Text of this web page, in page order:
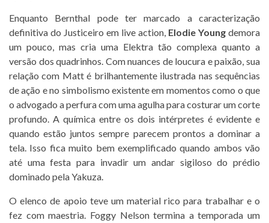
Enquanto Bernthal pode ter marcado a caracterização
definitiva do Justiceiro em live action, Elodie Young demora
um pouco, mas cria uma Elektra tão complexa quanto a
versão dos quadrinhos. Com nuances de loucura e paixão, sua
relação com Matt é brilhantemente ilustrada nas sequências
de ação e no simbolismo existente em momentos como o que
o advogado a perfura com uma agulha para costurar um corte
profundo. A química entre os dois intérpretes é evidente e
quando estão juntos sempre parecem prontos a dominar a
tela. Isso fica muito bem exemplificado quando ambos vão
até uma festa para invadir um andar sigiloso do prédio
dominado pela Yakuza.
O elenco de apoio teve um material rico para trabalhar e o
fez com maestria. Foggy Nelson termina a temporada um